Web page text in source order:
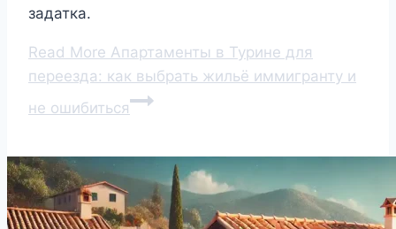
задатка.
Read More Апартаменты в Турине для
переезда: как выбрать жильё иммигранту и
не ошибиться